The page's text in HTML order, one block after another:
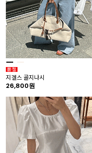
지겔스 골지나시
26,800원